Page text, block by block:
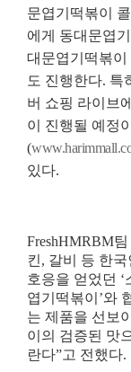
문엽기떡볶이
에게 동대문엽
대문엽기떡볶이
도 진행한다. 특
버 쇼핑 라이브
이 진행될 예정
(
있다.
FreshHMRBM
킨, 갈비 등 한
호응을 얻었던 ‘
엽기떡볶이 ’와
는 제품을 선보
이의 검증된 맛
란다”고 전했다.